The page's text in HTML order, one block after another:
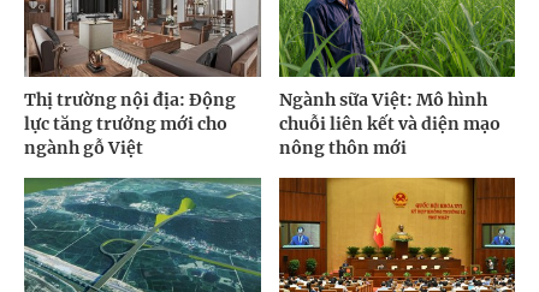
Thị trường nội địa: Động
lực tăng trưởng mới cho
ngành gỗ Việt
Ngành sữa Việt: Mô hình
chuỗi liên kết và diện mạo
nông thôn mới